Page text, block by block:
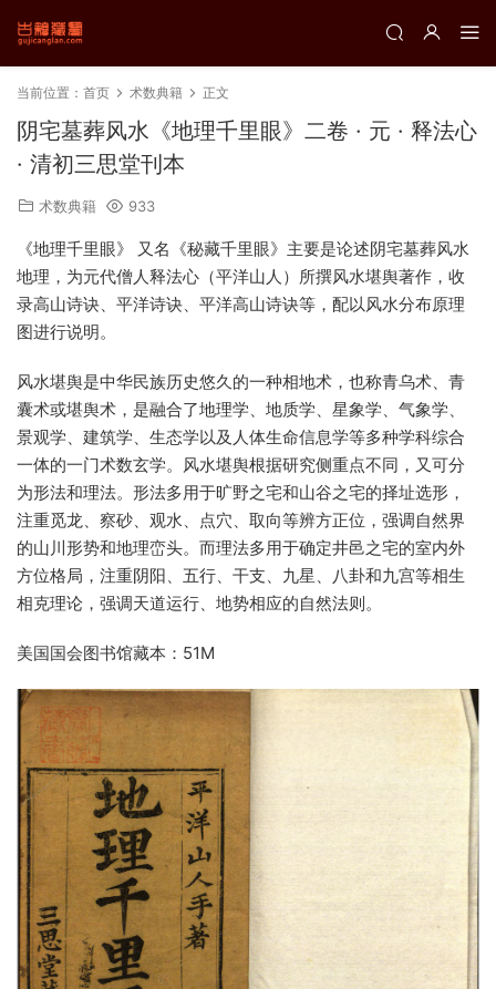
当前位置： 首页 术数典籍 正文
阴宅墓葬风水《地理千里眼》二卷 · 元 · 释法心
· 清初三思堂刊本
术数典籍 933
《地理千里眼》 又名《秘藏千里眼》主要是论述阴宅墓葬风水
地理，为元代僧人释法心（平洋山人）所撰风水堪舆著作，收
录高山诗诀、平洋诗诀、平洋高山诗诀等，配以风水分布原理
图进行说明。
风水堪舆是中华民族历史悠久的一种相地术，也称青乌术、青
囊术或堪舆术，是融合了地理学、地质学、星象学、气象学、
景观学、建筑学、生态学以及人体生命信息学等多种学科综合
一体的一门术数玄学。风水堪舆根据研究侧重点不同，又可分
为形法和理法。形法多用于旷野之宅和山谷之宅的择址选形，
注重觅龙、察砂、观水、点穴、取向等辨方正位，强调自然界
的山川形势和地理峦头。而理法多用于确定井邑之宅的室内外
方位格局，注重阴阳、五行、干支、九星、八卦和九宫等相生
相克理论，强调天道运行、地势相应的自然法则。
美国国会图书馆藏本：51M